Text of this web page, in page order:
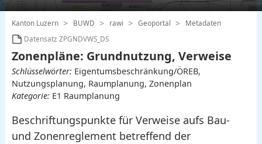
Kanton Luzern BUWD rawi Geoportal
Metadaten
Datensatz ZPGNDVWS_DS
Zonenpläne: Grundnutzung, Verweise
Schlüsselwörter:Eigentumsbeschränkung/ÖREB,
Nutzungsplanung, Raumplanung, Zonenplan
Kategorie:E1 Raumplanung
Beschriftungspunkte für Verweise aufs Bau-
und Zonenreglement betreffend der